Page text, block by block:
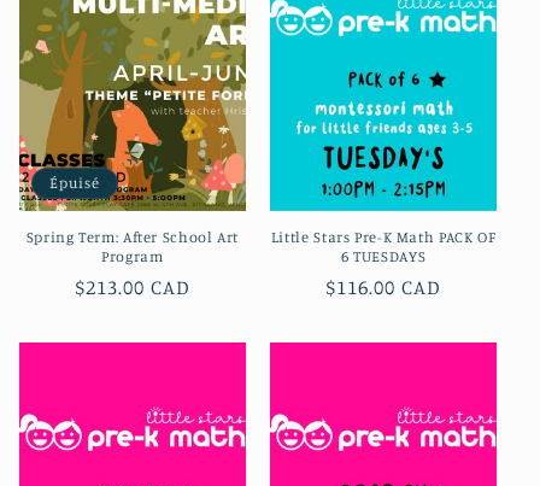
c
t
o
n Épuisé
Spring Term: After School Art
Program
Prix
$213.00 CAD
Little Stars Pre-K Math PACK OF
6 TUESDAYS
Prix
$116.00 CAD